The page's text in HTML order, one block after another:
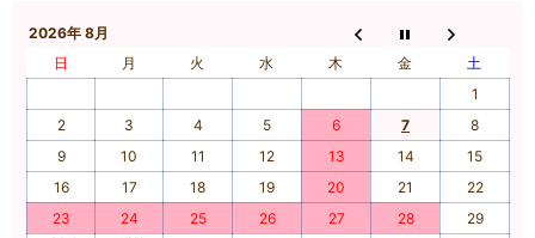
2026年 8月
日
月 火 水 木 金
土
1
2
3 4 5 6 7
8
9
10 11 12 13 14
15
16
17 18 19 20 21
22
23
24 25 26 27 28
29